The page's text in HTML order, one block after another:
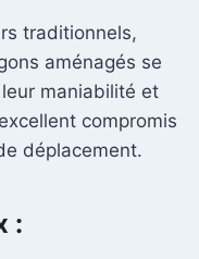
traditionnels,
aménagés se
maniabilité et
compromis
déplacement.
: